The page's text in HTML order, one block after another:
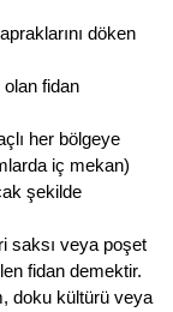
döken
fidan
her bölgeye
iç mekan)
şekilde
saksı veya poşet
fidan demektir.
doku kültürü veya